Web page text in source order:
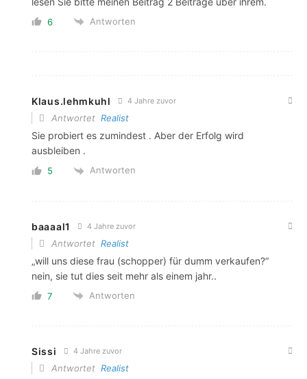
6 Antworten
Klaus.lehmkuhl 4 Jahre zuvor
Antwortet Realist
Sie probiert es zumindest . Aber der Erfolg wird
ausbleiben .
5 Antworten
baaaal1 4 Jahre zuvor
Antwortet Realist
„will uns diese frau (schopper) für dumm verkaufen?“
nein, sie tut dies seit mehr als einem jahr..
7 Antworten
Sissi 4 Jahre zuvor
Antwortet Realist